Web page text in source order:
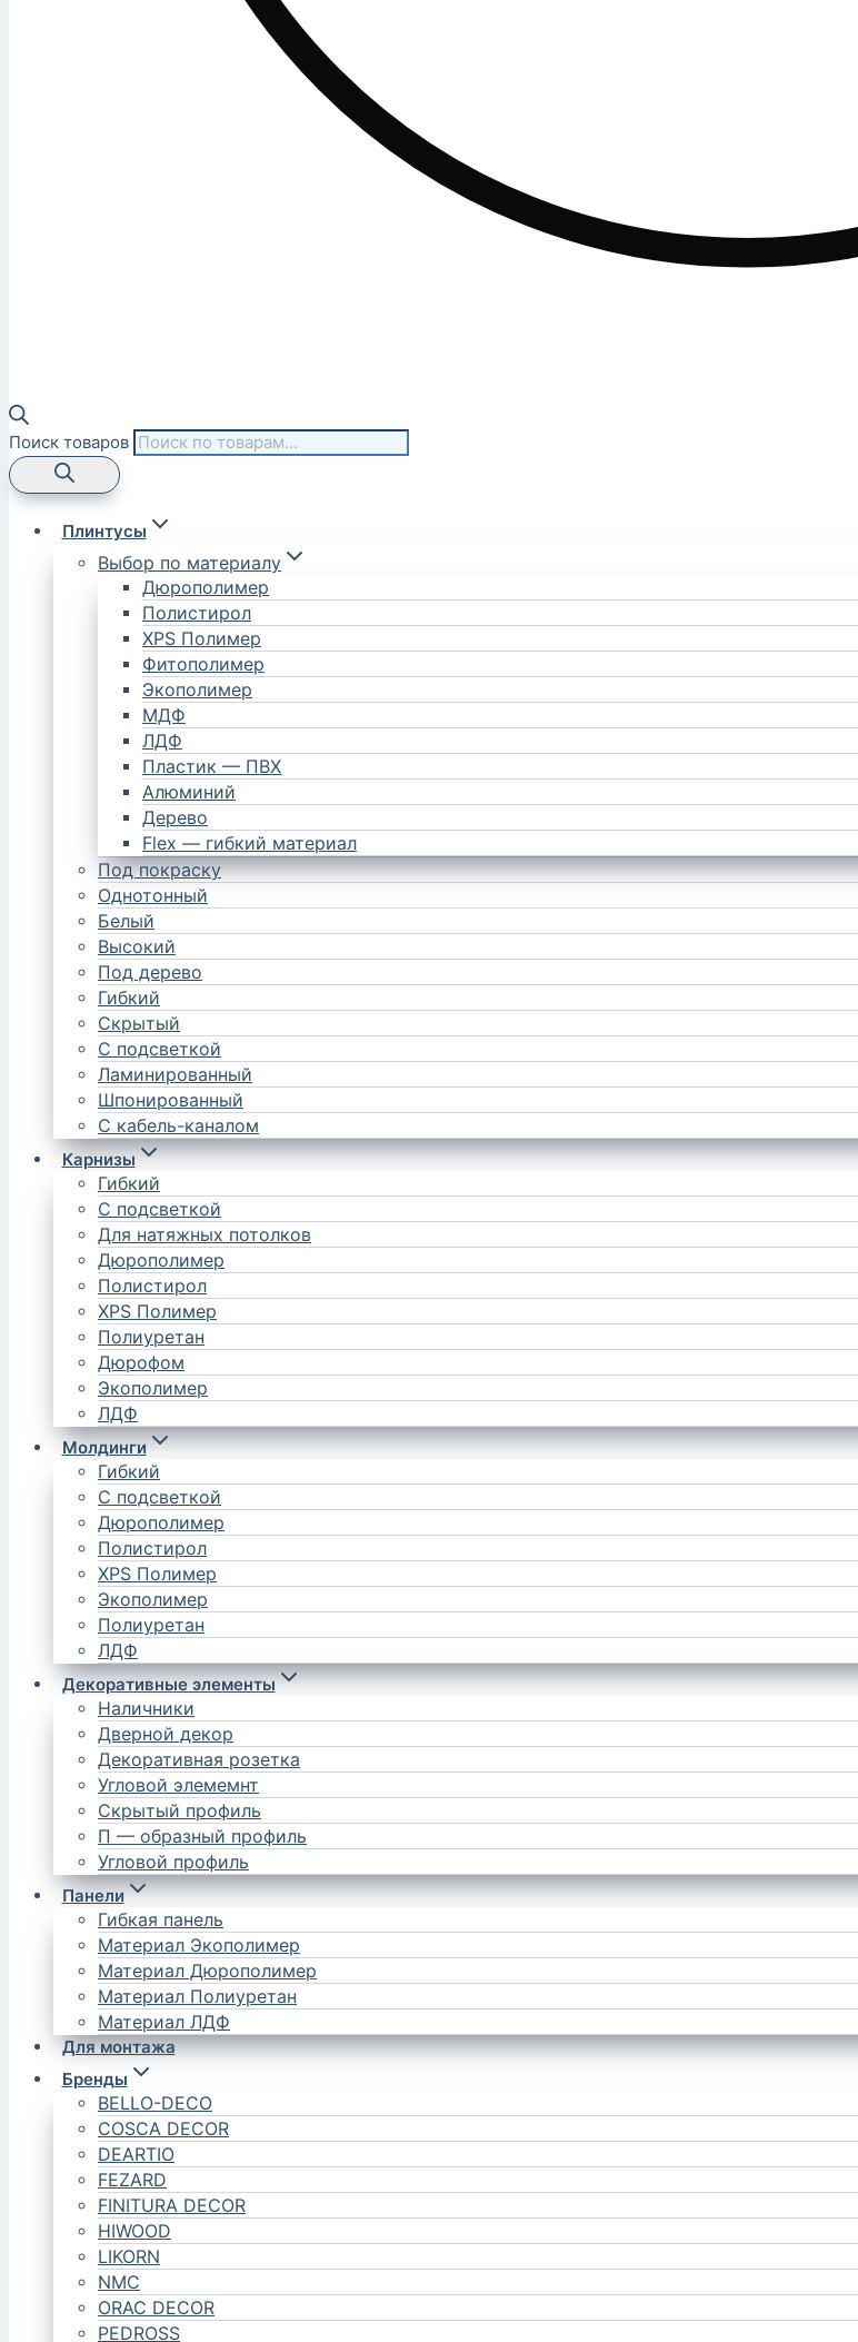
Поиск товаров
Плинтусы
Выбор по материалу
Дюрополимер
Полистирол
XPS Полимер
Фитополимер
Экополимер
МДФ
ЛДФ
Пластик — ПВХ
Алюминий
Дерево
Flex — гибкий материал
Под покраску
Однотонный
Белый
Высокий
Под дерево
Гибкий
Скрытый
С подсветкой
Ламинированный
Шпонированный
С кабель-каналом
Карнизы
Гибкий
С подсветкой
Для натяжных потолков
Дюрополимер
Полистирол
XPS Полимер
Полиуретан
Дюрофом
Экополимер
ЛДФ
Молдинги
Гибкий
С подсветкой
Дюрополимер
Полистирол
XPS Полимер
Экополимер
Полиуретан
ЛДФ
Декоративные элементы
Наличники
Дверной декор
Декоративная розетка
Угловой элемемнт
Скрытый профиль
П — образный профиль
Угловой профиль
Панели
Гибкая панель
Материал Экополимер
Материал Дюрополимер
Материал Полиуретан
Материал ЛДФ
Для монтажа
Бренды
BELLO-DECO
COSCA DECOR
DEARTIO
FEZARD
FINITURA DECOR
HIWOOD
LIKORN
NMC
ORAC DECOR
PEDROSS